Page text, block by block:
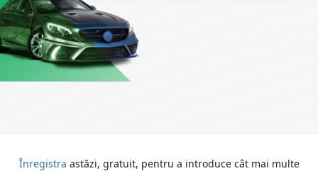
Înregistra astăzi, gratuit, pentru a introduce cât mai multe